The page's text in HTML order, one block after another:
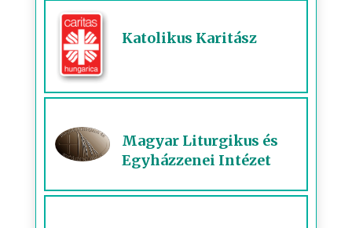
Katolikus Karitász
Magyar Liturgikus és
Egyházzenei Intézet